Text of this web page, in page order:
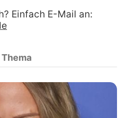
Einfach E-Mail an: